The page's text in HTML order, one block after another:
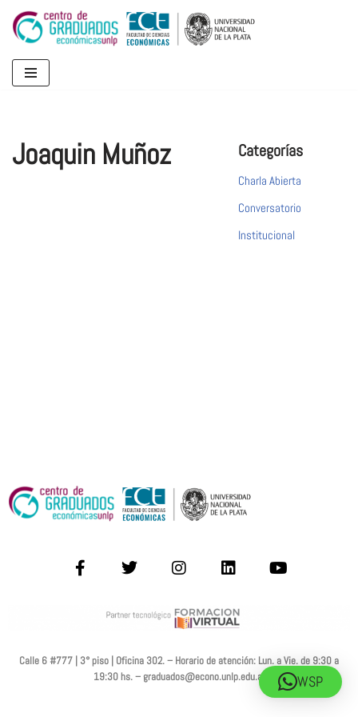
Ir
al
contenido
Joaquin Muñoz Categorías
Charla Abierta
Conversatorio
Institucional
Calle 6 #777 | 3° piso | Oficina 302. – Horario de atención: Lun. a Vie. de 9:30 a
19:30 hs. –graduados@econo.unlp.edu.ar WSP